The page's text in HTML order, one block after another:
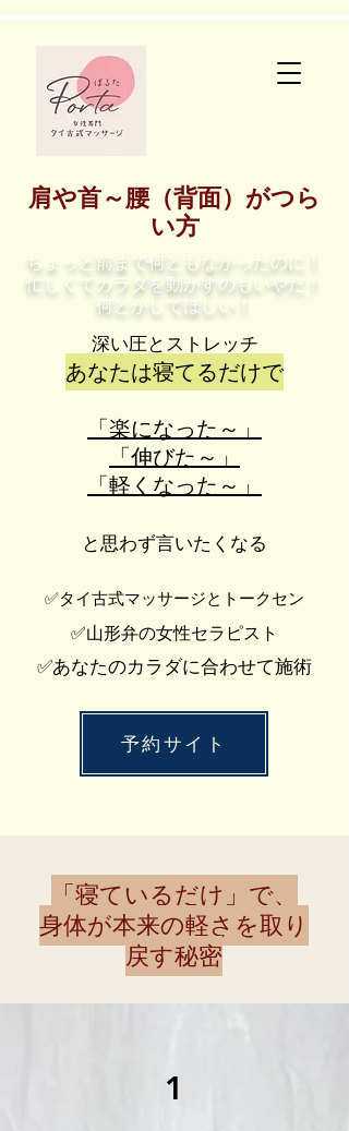
​肩や首～腰（背面）がつら
い方
深い圧とストレッチ
あなたは寝てるだけで
「楽になった～」
「伸びた～」
「軽くなった～」
と思わず言いたくなる
✅タイ古式マッサージとトークセン
✅山形弁の女性セラピスト
✅あなたのカラダに合わせて施術
ちょっと前まで何ともなかったのに！
忙しくてカラダを動かすのもいやだ！
​何とかしてほしい！
予約サイト
「寝ているだけ」で、
身体が本来の軽さを取り
戻す秘密
1